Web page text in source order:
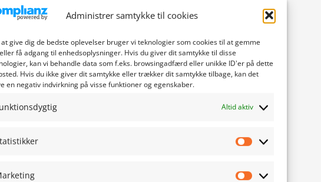
Administrer samtykke til cookies
at give dig de bedste oplevelser bruger vi teknologier som cookies til at gemme
få adgang til enhedsoplysninger. Hvis du giver dit samtykke til disse
kan vi behandle data som f.eks. browsingadfærd eller unikke ID'er på dette
Hvis du ikke giver dit samtykke eller trækker dit samtykke tilbage, kan det
en negativ indvirkning på visse funktioner og egenskaber.
Altid aktiv